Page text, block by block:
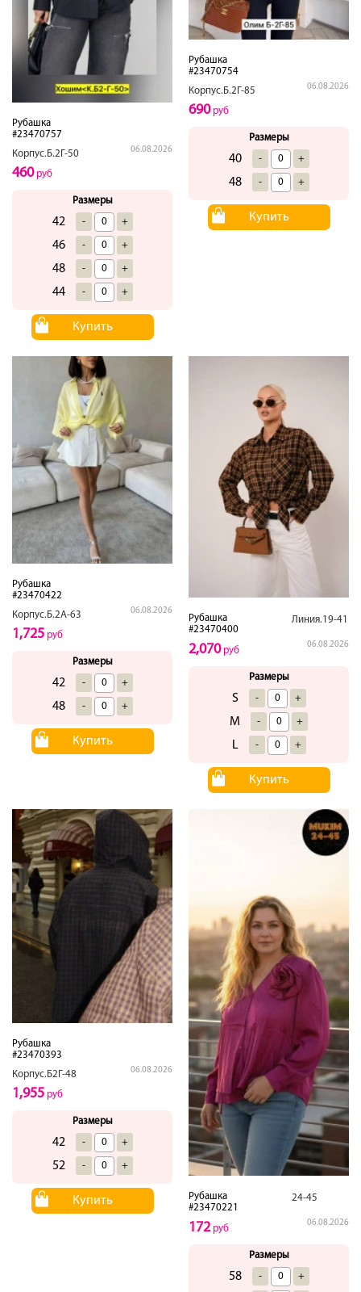
Рубашка
#23470757
Корпус.Б.2Г-50
06.08.2026
460руб
Размеры
42 - +
46 - +
48 - +
44 - +
Купить
Рубашка
#23470754
Корпус.Б.2Г-85
06.08.2026
690руб
Размеры
40 - +
48 - +
Купить
Рубашка
#23470422
Корпус.Б.2А-63
06.08.2026
1,725 руб
Размеры
42 - +
48 - +
Купить
Рубашка
#23470400
Линия.19-41
06.08.2026
2,070руб
Размеры
S - +
M - +
L - +
Купить
Рубашка
#23470393
Корпус.Б2Г-48
06.08.2026
1,955 руб
Размеры
42 - +
52 - +
Купить
Рубашка
#23470221
24-45
06.08.2026
172руб
Размеры
58 - +